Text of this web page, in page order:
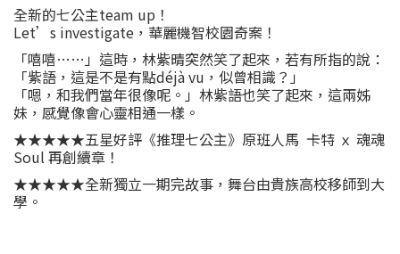
全新的七公主team up！
Let’s investigate，華麗機智校園奇案！
「嘻嘻……」這時，林紫晴突然笑了起來，若有所指的說：
「紫語，這是不是有點déjà vu，似曾相識？」
「嗯，和我們當年很像呢。」林紫語也笑了起來，這兩姊
妹，感覺像會心靈相通一樣。
★★★★★五星好評《推理七公主》原班人馬 卡特 ｘ 魂魂
Soul 再創續章！
★★★★★全新獨立一期完故事，舞台由貴族高校移師到大
學。